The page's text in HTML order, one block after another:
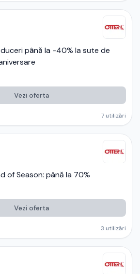
până la -40% la sute de
Vezi oferta
7 utilizări
of Season: până la 70%
Vezi oferta
3 utilizări